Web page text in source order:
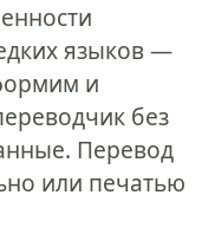
языков —
и
без
Перевод
или печатью